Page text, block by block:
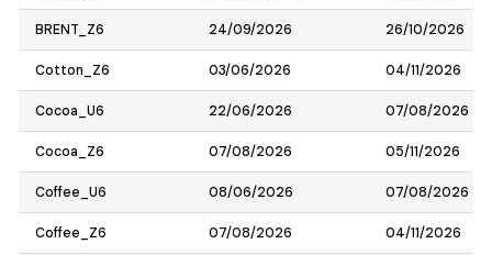
BRENT_Z6 24/09/2026 26/10/2026
Cotton_Z6 03/06/2026 04/11/2026
Cocoa_U6 22/06/2026 07/08/2026
Cocoa_Z6 07/08/2026 05/11/2026
Coffee_U6 08/06/2026 07/08/2026
Coffee_Z6 07/08/2026 04/11/2026